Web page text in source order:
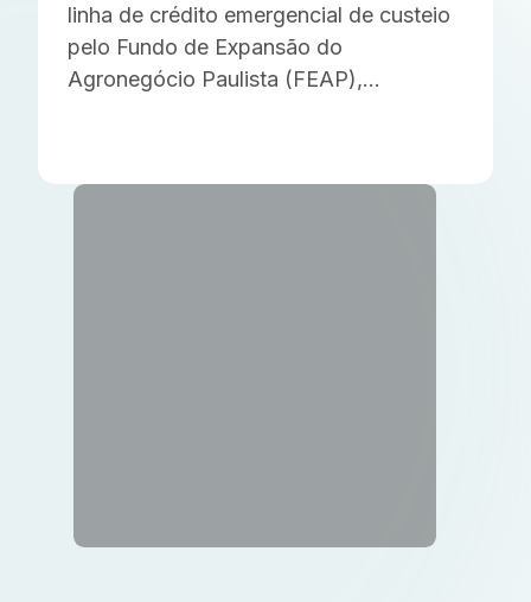
linha de crédito emergencial de custeio
pelo Fundo de Expansão do
Agronegócio Paulista (FEAP),